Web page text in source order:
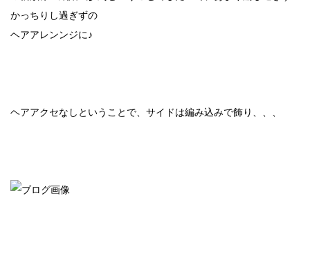
かっちりし過ぎずの
ヘアアレンンジに♪
ヘアアクセなしということで、サイドは編み込みで飾り、、、